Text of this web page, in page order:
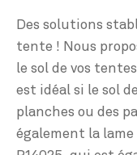
Des solutions
tente ! Nous
le sol de vos
est idéal si le sol
planches ou des
également la